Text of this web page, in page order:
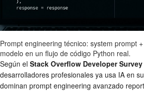
Prompt engineering técnico: system prompt
modelo en un flujo de código Python real.
Según el Stack Overflow Developer Survey
desarrolladores profesionales ya usa IA en
dominan prompt engineering avanzado